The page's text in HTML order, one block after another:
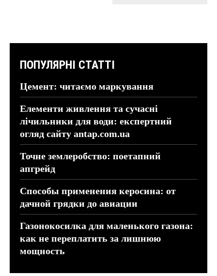
ПОПУЛЯРНІ СТАТТІ
Цемент: читаємо маркування
Елементи живлення та сучасні
лічильники для води: експертний
огляд сайту antap.com.ua
Точне землеробство: поетапний
апгрейд
Способы применения керосина: от
дачной грядки до авиации
Газонокосилка для маленького газона:
как не переплатить за лишнюю
мощность